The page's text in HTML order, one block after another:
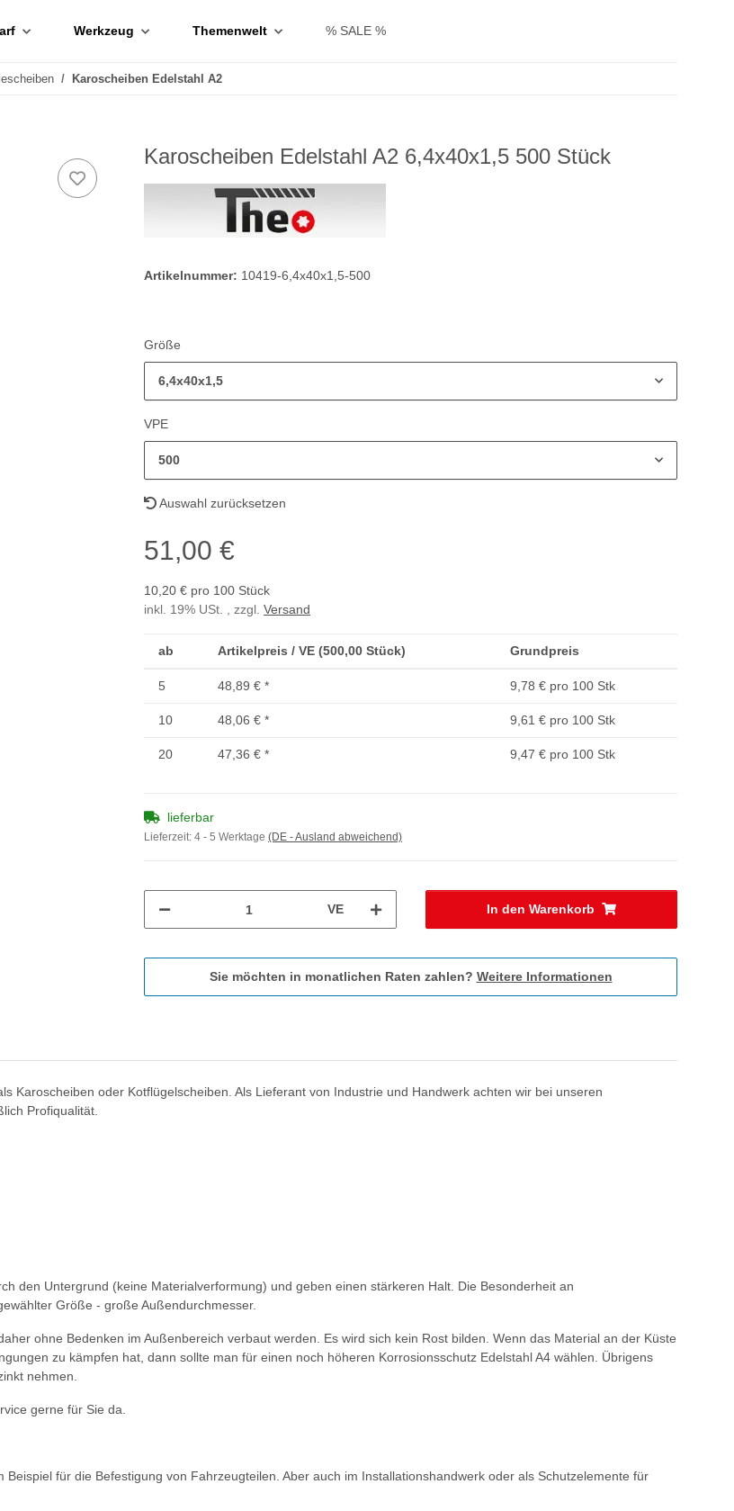
Werkzeug Themenwelt % SALE %
Karoscheiben Edelstahl A2
Karoscheiben Edelstahl A2 6,4x40x1,5 500 Stück
Artikelnummer: 10419-6,4x40x1,5-500
Größe
6,4x40x1,5
VPE
500
Auswahl zurücksetzen
51,00 €
10,20 € pro 100 Stück
inkl. 19% USt. , zzgl. Versand
ab Artikelpreis / VE (500,00 Stück) Grundpreis
5 48,89 € * 9,78 € pro 100 Stk
10 48,06 € * 9,61 € pro 100 Stk
20 47,36 € * 9,47 € pro 100 Stk
lieferbar
Lieferzeit: 4 - 5 Werktage (DE - Ausland abweichend)
VE In den Warenkorb
Sie möchten in monatlichen Raten zahlen? Weitere Informationen
Karoscheiben oder Kotflügelscheiben. Als Lieferant von Industrie und Handwerk achten wir bei unseren
Profiqualität.
den Untergrund (keine Materialverformung) und geben einen stärkeren Halt. Die Besonderheit an
Größe - große Außendurchmesser.
ohne Bedenken im Außenbereich verbaut werden. Es wird sich kein Rost bilden. Wenn das Material an der Küste
zu kämpfen hat, dann sollte man für einen noch höheren Korrosionsschutz Edelstahl A4 wählen. Übrigens
nehmen.
gerne für Sie da.
für die Befestigung von Fahrzeugteilen. Aber auch im Installationshandwerk oder als Schutzelemente für